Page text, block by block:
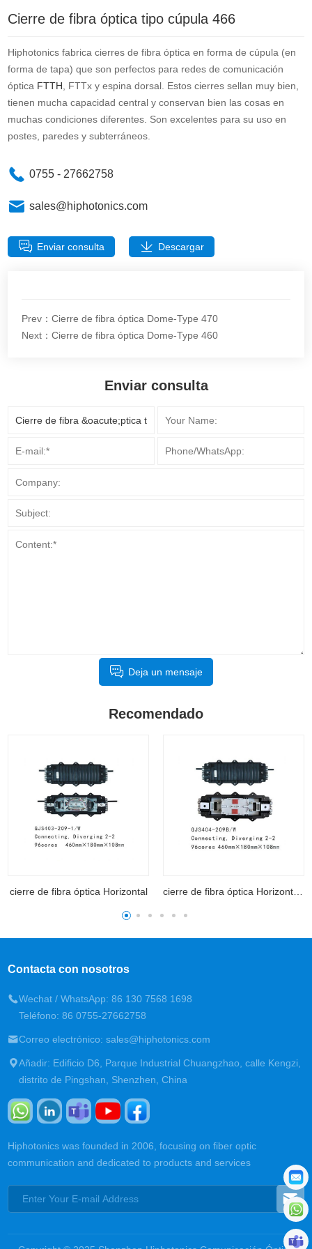
Cierre de fibra óptica tipo cúpula 466
Hiphotonics fabrica cierres de fibra óptica en forma de cúpula (en
forma de tapa) que son perfectos para redes de comunicación
óptica FTTH , FTTx y espina dorsal. Estos cierres sellan muy bien,
tienen mucha capacidad central y conservan bien las cosas en
muchas condiciones diferentes. Son excelentes para su uso en
postes, paredes y subterráneos.
0755 - 27662758
sales@hiphotonics.com
Enviar consulta Descargar
Prev：Cierre de fibra óptica Dome-Type 470
Next：Cierre de fibra óptica Dome-Type 460
Enviar consulta
Deja un mensaje
Recomendado
Contacta con nosotros
Wechat / WhatsApp: 86 130 7568 1698
Teléfono: 86 0755-27662758
Correo electrónico: sales@hiphotonics.com
Añadir: Edificio D6, Parque Industrial Chuangzhao, calle Kengzi,
distrito de Pingshan, Shenzhen, China
Hiphotonics was founded in 2006, focusing on fiber optic
communication and dedicated to products and services